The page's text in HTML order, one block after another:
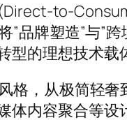
to-
品牌塑造”与”
的理想技术载
格，从极简轻
体内容聚合等设